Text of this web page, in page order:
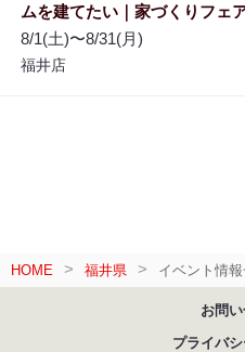
ムを建てたい｜家づくりフェ
8/1(土)〜8/31(月)
福井店
HOME 福井県 イベント情
お問
プライバ